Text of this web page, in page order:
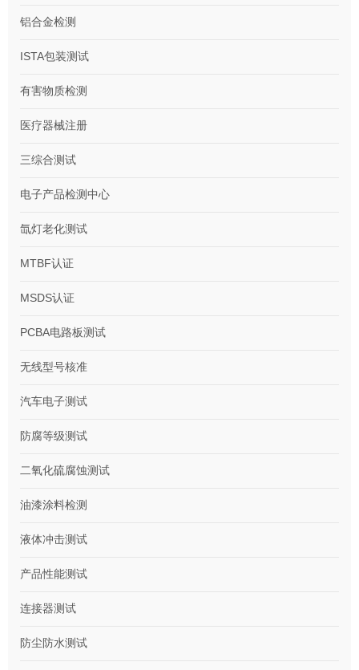
铝合金检测
ISTA包装测试
有害物质检测
医疗器械注册
三综合测试
电子产品检测中心
氙灯老化测试
MTBF认证
MSDS认证
PCBA电路板测试
无线型号核准
汽车电子测试
防腐等级测试
二氧化硫腐蚀测试
油漆涂料检测
液体冲击测试
产品性能测试
连接器测试
防尘防水测试